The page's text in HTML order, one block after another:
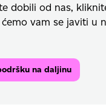
dobili od nas,
vam se javiti u
na daljinu